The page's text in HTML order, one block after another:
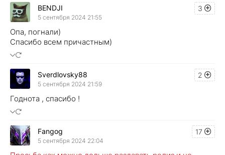
3
BENDJI
5 сентября 2024 21:55
Опа, погнали)
Спасибо всем причастным)
2
Sverdlovsky88
5 сентября 2024 21:59
Годнота , спасибо !
17
Fangog
5 сентября 2024 22:04